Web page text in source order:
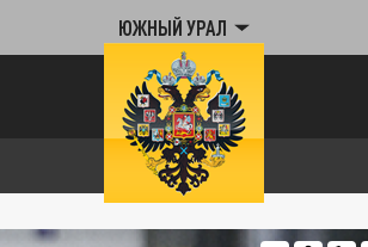
ЮЖНЫЙ УРАЛ